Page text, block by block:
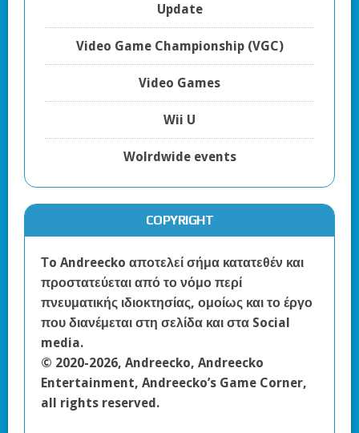
Update
Video Game Championship (VGC)
Video Games
Wii U
Wolrdwide events
COPYRIGHT
Τo Andreecko αποτελεί σήμα κατατεθέν και
προστατεύεται από το νόμο περί
πνευματικής ιδιοκτησίας, ομοίως και το έργο
που διανέμεται στη σελίδα και στα Social
media.
© 2020-2026, Andreecko, Andreecko
Entertainment, Andreecko’s Game Corner,
all rights reserved.